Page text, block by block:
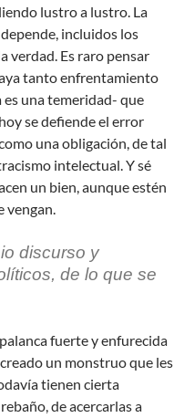
lustro a lustro. La
incluidos los
verdad. Es raro pensar
tanto enfrentamiento
una temeridad- que
se defiende el error
una obligación, de tal
intelectual. Y sé
un bien, aunque estén
vengan.
discurso y
de lo que se
fuerte y enfurecida
un monstruo que les
tienen cierta
de acercarlas a